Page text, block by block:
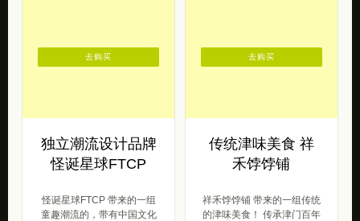
独立潮流设计品牌
怪诞星球FTCP
怪诞星球FTCP 带来的一组
童趣潮流的，带有中国文化
去购买
传统津味美食 祥
禾饽饽铺
祥禾饽饽铺 带来的一组传统
的津味美食！ 传承津门百年
去购买